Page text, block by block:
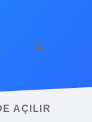
AÇILIR